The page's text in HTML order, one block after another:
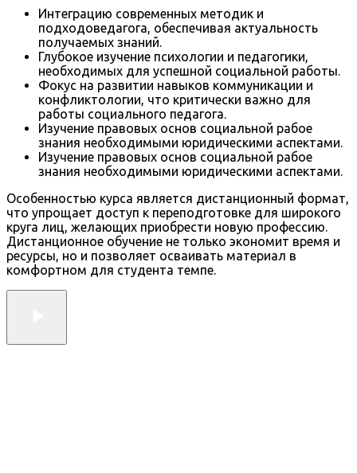
Интеграцию современных методик и
подходоведагога, обеспечивая актуальность
получаемых знаний.
Глубокое изучение психологии и педагогики,
необходимых для успешной социальной работы.
Фокус на развитии навыков коммуникации и
конфликтологии, что критически важно для
работы социального педагога.
Изучение правовых основ социальной рабое
знания необходимыми юридическими аспектами.
Изучение правовых основ социальной рабое
знания необходимыми юридическими аспектами.
Особенностью курса является дистанционный формат,
что упрощает доступ к переподготовке для широкого
круга лиц, желающих приобрести новую профессию.
Дистанционное обучение не только экономит время и
ресурсы, но и позволяет осваивать материал в
комфортном для студента темпе.